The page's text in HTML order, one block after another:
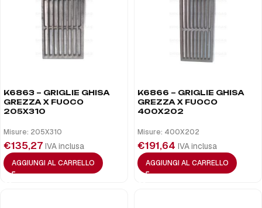
K6863 – GRIGLIE GHISA
GREZZA X FUOCO
205X310
Misure: 205X310
€135,27 IVA inclusa
AGGIUNGI AL CARRELLO
K6866 – GRIGLIE GHISA
GREZZA X FUOCO
400X202
Misure: 400X202
€191,64 IVA inclusa
AGGIUNGI AL CARRELLO